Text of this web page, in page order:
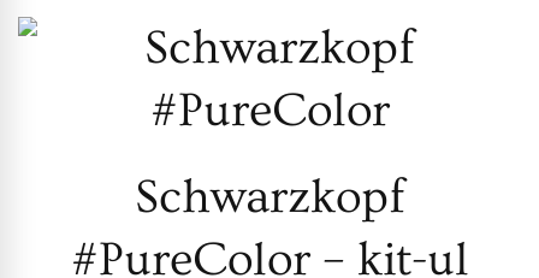
Schwarzkopf
#PureColor – kit-ul